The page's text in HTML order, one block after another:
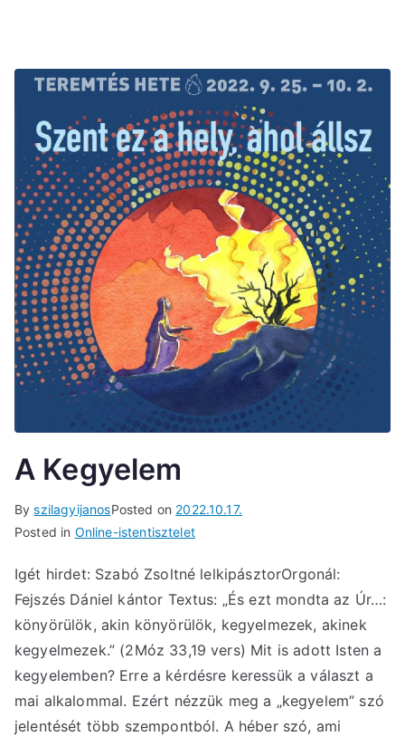
A Kegyelem
ByszilagyijanosPosted on 2022.10.17.
Posted in Online-istentisztelet
Igét hirdet: Szabó Zsoltné lelkipásztorOrgonál:
Fejszés Dániel kántor Textus: „És ezt mondta az Úr…:
könyörülök, akin könyörülök, kegyelmezek, akinek
kegyelmezek.” (2Móz 33,19 vers) Mit is adott Isten a
kegyelemben? Erre a kérdésre keressük a választ a
mai alkalommal. Ezért nézzük meg a „kegyelem” szó
jelentését több szempontból. A héber szó, ami